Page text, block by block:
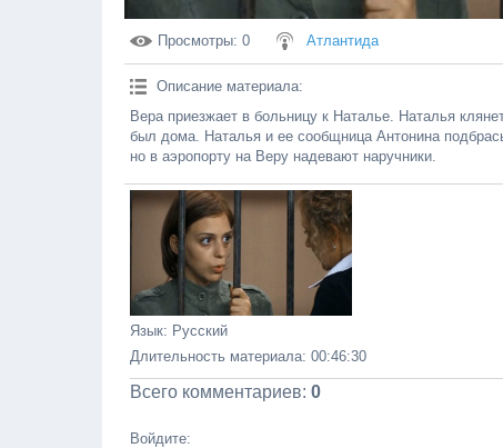
Просмотры: 0 Атлантида
Описание материала:
Вера приезжает в больницу к Наталье. Наталья
был дома. Наталья и ее сообщница Антонина
но в аэропорту на Веру надевают наручники.
Язык: Русский
Длительность материала: 00:46:30
Всего комментариев: 0
Войдите: